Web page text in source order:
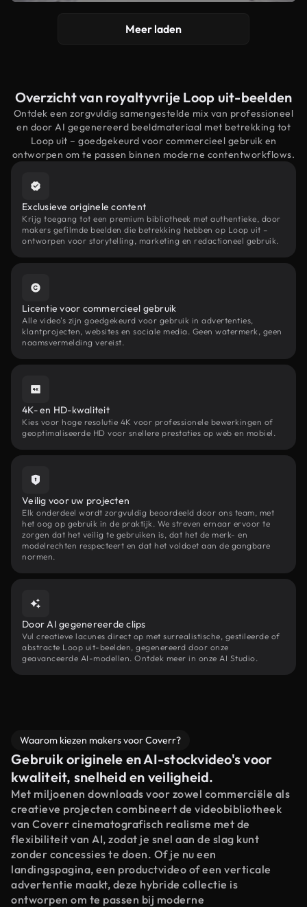
Meer laden
Overzicht van royaltyvrije Loop uit-beelden
Ontdek een zorgvuldig samengestelde mix van professioneel
en door AI gegenereerd beeldmateriaal met betrekking tot
Loop uit – goedgekeurd voor commercieel gebruik en
ontworpen om te passen binnen moderne contentworkflows.
Exclusieve originele content
Krijg toegang tot een premium bibliotheek met authentieke, door
makers gefilmde beelden die betrekking hebben op Loop uit –
ontworpen voor storytelling, marketing en redactioneel gebruik.
Licentie voor commercieel gebruik
Alle video's zijn goedgekeurd voor gebruik in advertenties,
klantprojecten, websites en sociale media. Geen watermerk, geen
naamsvermelding vereist.
4K- en HD-kwaliteit
Kies voor hoge resolutie 4K voor professionele bewerkingen of
geoptimaliseerde HD voor snellere prestaties op web en mobiel.
Veilig voor uw projecten
Elk onderdeel wordt zorgvuldig beoordeeld door ons team, met
het oog op gebruik in de praktijk. We streven ernaar ervoor te
zorgen dat het veilig te gebruiken is, dat het de merk- en
modelrechten respecteert en dat het voldoet aan de gangbare
normen.
Door AI gegenereerde clips
Vul creatieve lacunes direct op met surrealistische, gestileerde of
abstracte Loop uit-beelden, gegenereerd door onze
geavanceerde AI-modellen. Ontdek meer in onze AI Studio.
Waarom kiezen makers voor Coverr?
Gebruik originele en AI-stockvideo's voor
kwaliteit, snelheid en veiligheid.
Met miljoenen downloads voor zowel commerciële als
creatieve projecten combineert de videobibliotheek
van Coverr cinematografisch realisme met de
flexibiliteit van AI, zodat je snel aan de slag kunt
zonder concessies te doen. Of je nu een
landingspagina, een productvideo of een verticale
advertentie maakt, deze hybride collectie is
ontworpen om te passen bij moderne